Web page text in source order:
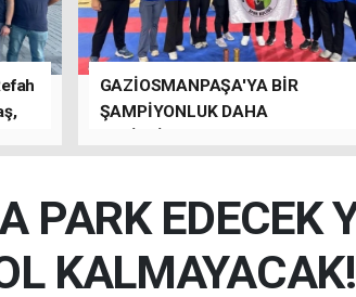
GAZİOSMANPAŞA'YA BİR
ŞAMPİYONLUK DAHA
PARK EDECEK
KALMAYACAK!